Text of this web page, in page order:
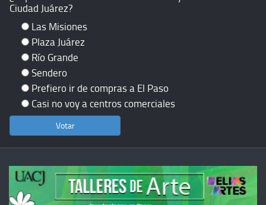
Ciudad Juárez?
Las Misiones
Plaza Juárez
Río Grande
Sendero
Prefiero ir de compras a El Paso
Casi no voy a centros comerciales